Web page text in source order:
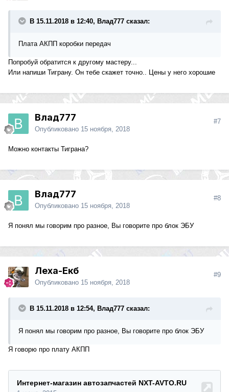
В 15.11.2018 в 12:40, Влад777 сказал:
Плата АКПП коробки передач
Попробуй обратится к другому мастеру...
Или напиши Тиграну. Он тебе скажет точно.. Цены у него хорошие
Влад777
Опубликовано 15 ноября, 2018
#7
Можно контакты Тиграна?
Влад777
Опубликовано 15 ноября, 2018
#8
Я понял мы говорим про разное, Вы говорите про блок ЭБУ
Леха-Екб
Опубликовано 15 ноября, 2018
#9
В 15.11.2018 в 12:54, Влад777 сказал:
Я понял мы говорим про разное, Вы говорите про блок ЭБУ
Я говорю про плату АКПП